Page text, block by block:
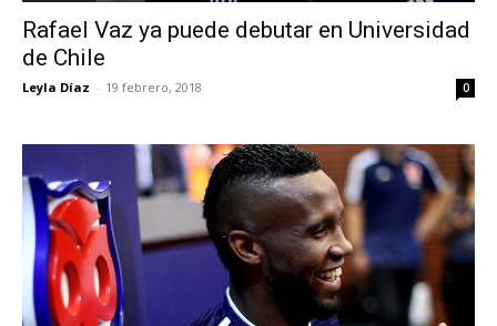
Rafael Vaz ya puede debutar en Universidad
de Chile
Leyla Díaz - 19 febrero, 2018 0